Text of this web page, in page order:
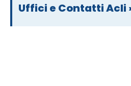
Uffici e Contatti Acli